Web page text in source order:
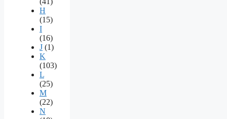
H
(15)
I
(16)
J (1)
K
(103)
L
(25)
M
(22)
N